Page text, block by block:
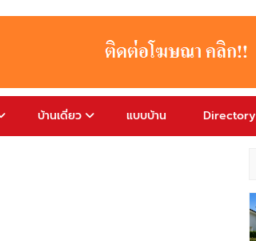
บ้านเดี่ยว แบบบ้าน Directory